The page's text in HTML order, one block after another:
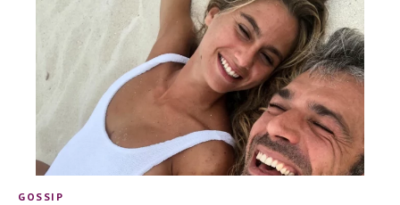
GOSSIP